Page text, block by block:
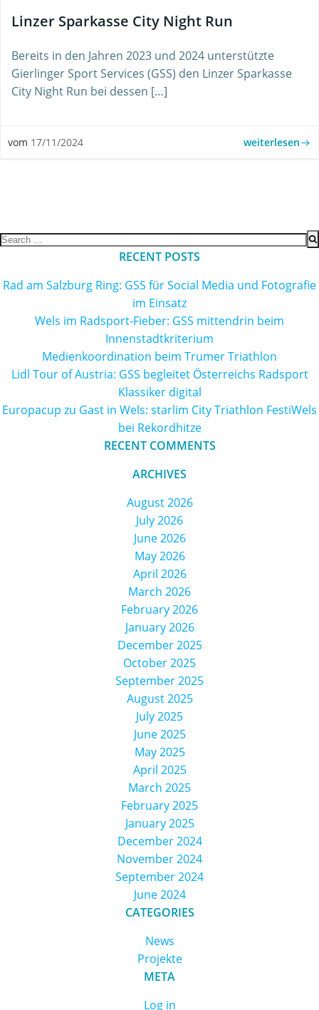
Linzer Sparkasse City Night Run
Bereits in den Jahren 2023 und 2024 unterstützte
Gierlinger Sport Services (GSS) den Linzer Sparkasse
City Night Run bei dessen […]
vom 17/11/2024 weiterlesen
Search
RECENT POSTS
Rad am Salzburg Ring: GSS für Social Media und Fotografie
im Einsatz
Wels im Radsport-Fieber: GSS mittendrin beim
Innenstadtkriterium
Medienkoordination beim Trumer Triathlon
Lidl Tour of Austria: GSS begleitet Österreichs Radsport
Klassiker digital
Europacup zu Gast in Wels: starlim City Triathlon FestiWels
bei Rekordhitze
RECENT COMMENTS
ARCHIVES
August 2026
July 2026
June 2026
May 2026
April 2026
March 2026
February 2026
January 2026
December 2025
October 2025
September 2025
August 2025
July 2025
June 2025
May 2025
April 2025
March 2025
February 2025
January 2025
December 2024
November 2024
September 2024
June 2024
CATEGORIES
News
Projekte
META
Log in